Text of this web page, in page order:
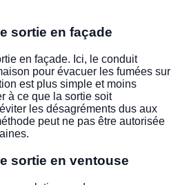
sortie en façade
en façade. Ici, le conduit
pour évacuer les fumées sur
est plus simple et moins
à ce que la sortie soit
les désagréments dus aux
peut ne pas être autorisée
sortie en ventouse